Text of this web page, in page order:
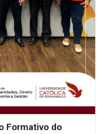
Formativo do